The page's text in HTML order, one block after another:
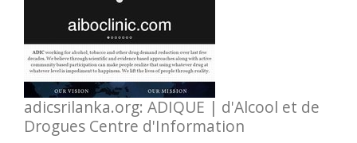
V
W
X
adicsrilanka.org: ADIQUE | d'Alcool et de
Drogues Centre d'Information